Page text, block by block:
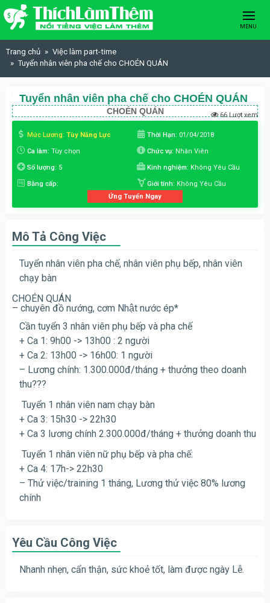
Skip to content
MENU
Trang chủ
Việc làm part-time
Tuyển nhân viên pha chế cho CHOÉN QUÁN
Tuyển nhân viên pha chế cho CHOÉN QUÁN
CHOÉN QUÁN 66 Lượt xem
Mức Lương: Tùy Năng Lực Thời Hạn: 01/04/2018
Ca làm: Tùy chọn Chức vụ: Nhân Viên
Số lượng: 5 Kinh nghiệm: Không Yêu Cầu
Bằng cấp: Giới tính: Không Yêu Cầu
Ứng Tuyển Ngay
Mô Tả Công Việc
Tuyển nhân viên pha chế, nhân viên phụ bếp, nhân viên
chạy bàn
CHOÉN QUÁN
– chuyên đồ nướng, cơm Nhật nước ép*
Cần tuyển 3 nhân viên phụ bếp và pha chế
+ Ca 1: 9h00 -> 13h00 : 2 người
+ Ca 2: 13h00 -> 16h00: 1 người
– Lương chính: 1.300.000đ/tháng + thưởng theo doanh
thu???
Tuyển 1 nhân viên nam chạy bàn
+ Ca 3: 15h30 -> 22h30
+ Ca 3 lương chính 2.300.000đ/tháng + thưởng doanh thu
Tuyển 1 nhân viên nữ phụ bếp và pha chế:
+ Ca 4: 17h-> 22h30
– Thử việc/training 1 tháng, Lương thử việc 80% lương
chính
Yêu Cầu Công Việc
Nhanh nhẹn, cẩn thận, sức khoẻ tốt, làm được ngày Lễ.